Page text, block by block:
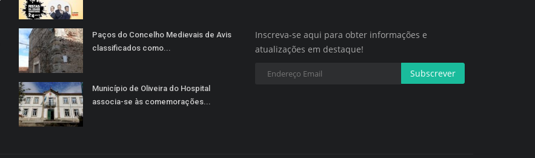
Paços do Concelho Medievais de Avis
classificados como...
Município de Oliveira do Hospital
associa-se às comemorações...
Inscreva-se aqui para obter informações e
atualizações em destaque!
Subscrever